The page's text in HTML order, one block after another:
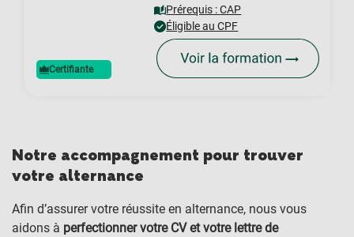
Certifiante
Prérequis :CAP
Éligible au CPF
Notre accompagnement pour trouver
votre alternance
Afin d’assurer votre réussite en alternance, nous vous
aidons à perfectionner votre CV et votre lettre de